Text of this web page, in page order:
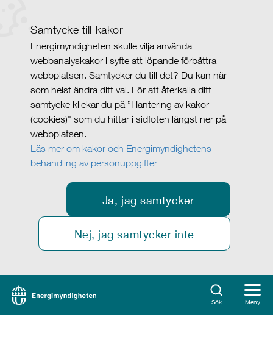
Samtycke till kakor
Energimyndigheten skulle vilja använda
webbanalyskakor i syfte att löpande förbättra
webbplatsen. Samtycker du till det? Du kan när
som helst ändra ditt val. För att återkalla ditt
samtycke klickar du på ”Hantering av kakor
(cookies)" som du hittar i sidfoten längst ner på
webbplatsen.
Läs mer om kakor och Energimyndighetens
behandling av personuppgifter
Ja, jag samtycker
Nej, jag samtycker inte
Sök Meny